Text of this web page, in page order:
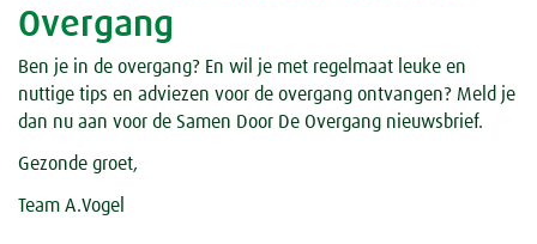
Overgang
Ben je in de overgang? En wil je met regelmaat leuke en
nuttige tips en adviezen voor de overgang ontvangen? Meld je
dan nu aan voor de Samen Door De Overgang nieuwsbrief.
Gezonde groet,
Team A.Vogel